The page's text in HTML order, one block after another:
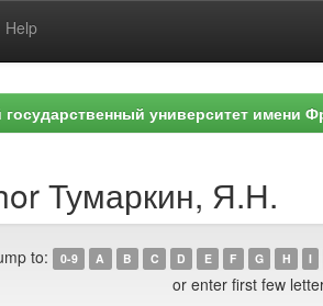
Help
университет имени
Тумаркин, Я.Н.
to: 0-9 A B C D E F G H I
or enter first few